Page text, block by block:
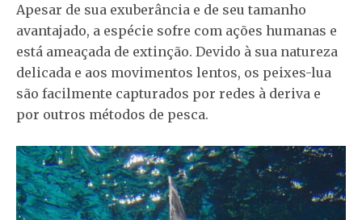
Apesar de sua exuberância e de seu tamanho
avantajado, a espécie sofre com ações humanas e
está ameaçada de extinção. Devido à sua natureza
delicada e aos movimentos lentos, os peixes-lua
são facilmente capturados por redes à deriva e
por outros métodos de pesca.